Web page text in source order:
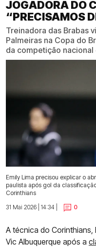
JOGADORA DO
“PRECISAMOS
Treinadora das Brabas
Palmeiras na Copa do
da competição
Emily Lima precisou explicar o
paulista após gol da
Corinthians
31 Mai 2026 | 14:34 |
0
A técnica do Corinthians,
Vic Albuquerque após a